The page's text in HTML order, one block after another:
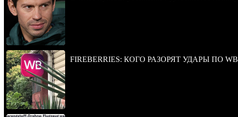
FIREBERRIES: КОГО РАЗОРЯТ УДАРЫ ПО WB